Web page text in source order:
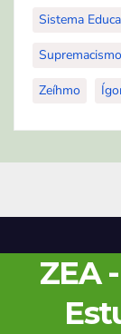
Sistema
Zeíhmo
ZEA